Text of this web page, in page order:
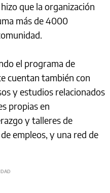
que la organización
más de 4000
el programa de
cuentan también con
y estudios relacionados
propias en
y talleres de
empleos, y una red de